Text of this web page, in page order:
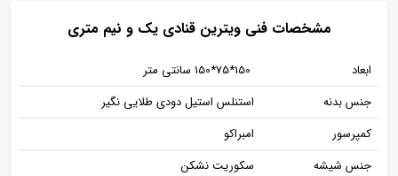
مشخصات فنی ویترین قنادی یک و نیم متری
ابعاد
جنس بدنه
استنلس استیل دودی طلایی نگیر
کمپرسور
امبراکو
جنس شیشه
سکوریت نشکن